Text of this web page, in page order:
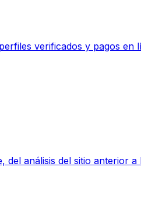
verificados y pagos en
análisis del sitio anterior a